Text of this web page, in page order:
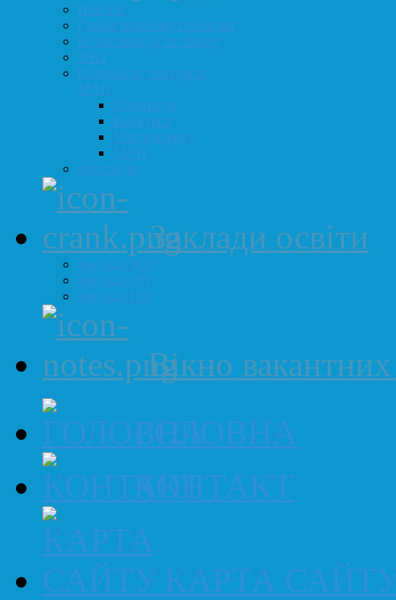
Про нас
Графік прийому громадян
Відділ молоді та спорту
ЗНО
Олімпіади, конкурси,
МАН
Олімпіади
Конкурси
Учитель року
МАН
Атестація
Заклади освіти
Заклади ЗСО
Заклади ДО
Заклади ПО
Вікно
ГОЛОВНА
КОНТАКТ
КАРТА